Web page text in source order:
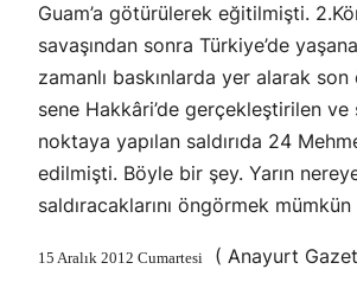
Guam’a götürülerek eğitilmişti.
savaşından sonra Türkiye’de
zamanlı baskınlarda yer alarak
sene Hakkâri’de gerçekleştirilen ve
noktaya yapılan saldırıda 24
edilmişti. Böyle bir şey. Yarın
saldıracaklarını öngörmek mümkün
15 Aralık 2012 Cumartesi ( Anayurt